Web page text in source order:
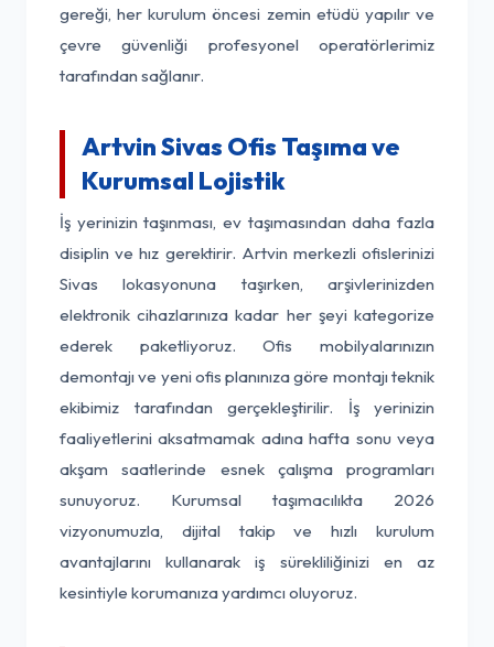
gereği, her kurulum öncesi zemin etüdü yapılır ve
çevre güvenliği profesyonel operatörlerimiz
tarafından sağlanır.
Artvin Sivas Ofis Taşıma ve
Kurumsal Lojistik
İş yerinizin taşınması, ev taşımasından daha fazla
disiplin ve hız gerektirir. Artvin merkezli ofislerinizi
Sivas lokasyonuna taşırken, arşivlerinizden
elektronik cihazlarınıza kadar her şeyi kategorize
ederek paketliyoruz. Ofis mobilyalarınızın
demontajı ve yeni ofis planınıza göre montajı teknik
ekibimiz tarafından gerçekleştirilir. İş yerinizin
faaliyetlerini aksatmamak adına hafta sonu veya
akşam saatlerinde esnek çalışma programları
sunuyoruz. Kurumsal taşımacılıkta 2026
vizyonumuzla, dijital takip ve hızlı kurulum
avantajlarını kullanarak iş sürekliliğinizi en az
kesintiyle korumanıza yardımcı oluyoruz.